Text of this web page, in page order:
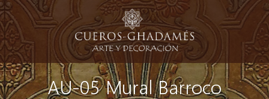
AU-05 Mural Barroco